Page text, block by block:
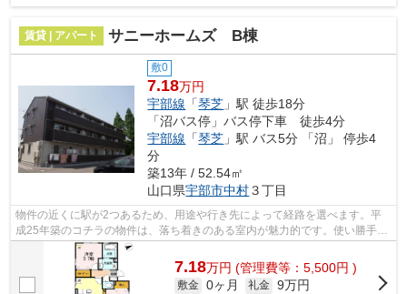
賃貸 | アパート サニーホームズ B棟
敷0
7.18万円
宇部線 「琴芝 」駅 徒歩18分
「沼バス停」バス停下車 徒歩4分
宇部線 「琴芝 」駅 バス5分 「沼」 停歩4
分
築13年 / 52.54㎡
山口県宇部市中村３丁目
物件の近くに駅が2つあるため、用途や行き先によって経路を選べます。平
成25年築のコチラの物件は、落ち着きのある室内が魅力的です。使い勝手の
良いアパートでイチオシの物件です。で...
7.18万円 (管理費等：5,500円 )
敷金 0ヶ月 礼金 9万円